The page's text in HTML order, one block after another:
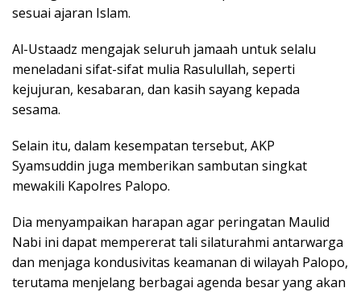
sesuai ajaran Islam.
Al-Ustaadz mengajak seluruh jamaah untuk selalu
meneladani sifat-sifat mulia Rasulullah, seperti
kejujuran, kesabaran, dan kasih sayang kepada
sesama.
Selain itu, dalam kesempatan tersebut, AKP
Syamsuddin juga memberikan sambutan singkat
mewakili Kapolres Palopo.
Dia menyampaikan harapan agar peringatan Maulid
Nabi ini dapat mempererat tali silaturahmi antarwarga
dan menjaga kondusivitas keamanan di wilayah Palopo,
terutama menjelang berbagai agenda besar yang akan